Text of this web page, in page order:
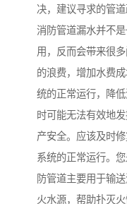
决，建议寻求的管道
消防管道漏水并不
用，反而会带来很
的浪费，增加水费
统的正常运行，降
时可能无法有效地
产安全。应该及时
系统的正常运行。
防管道主要用于输
火水源，帮助扑灭